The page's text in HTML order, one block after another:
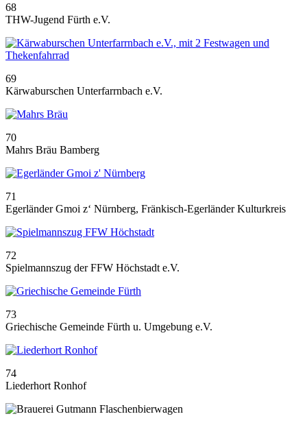
68
THW-Jugend Fürth e.V.
69
Kärwaburschen Unterfarrnbach e.V.
70
Mahrs Bräu Bamberg
71
Egerländer Gmoi z‘ Nürnberg, Fränkisch-Egerländer Kulturkreis
72
Spielmannszug der FFW Höchstadt e.V.
73
Griechische Gemeinde Fürth u. Umgebung e.V.
74
Liederhort Ronhof